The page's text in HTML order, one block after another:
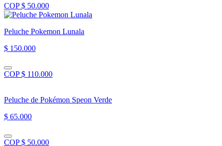
COP $ 50.000
Peluche Pokemon Lunala
$ 150.000
COP $ 110.000
Peluche de Pokémon Speon Verde
$ 65.000
COP $ 50.000